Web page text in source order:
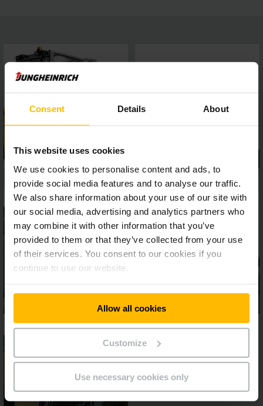
Consent Details About
This website uses cookies
We use cookies to personalise content and ads, to
provide social media features and to analyse our traffic.
We also share information about your use of our site with
our social media, advertising and analytics partners who
may combine it with other information that you’ve
provided to them or that they’ve collected from your use
of their services. You consent to our cookies if you
continue to use our website.
Allow all cookies
Customize
Use necessary cookies only
menetdinamikát biztosítanak. Biztonságos és kényelmes
munkavégzés: a panorámatető teljes körű kilátást biztosít, a
4 colos kijelzőn öt menetprogram választható. Az
interfészen keresztül könnyen csatlakoztatható
asszisztensrendszerek minden helyzetben hatékony
munkavégzést tesznek lehetővé.